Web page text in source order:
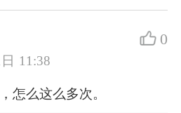
11:38
0
怎么这么多次。